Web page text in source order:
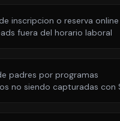
inscripcion o reserva online
fuera del horario laboral
padres por programas
no siendo capturadas con